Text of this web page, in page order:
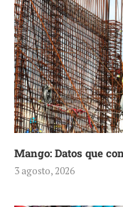
Mango: Datos que
3 agosto, 2026